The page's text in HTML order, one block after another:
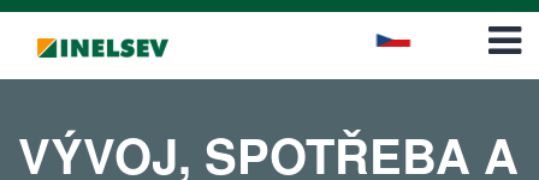
VÝVOJ, SPOTŘEBA A
Career
Contact